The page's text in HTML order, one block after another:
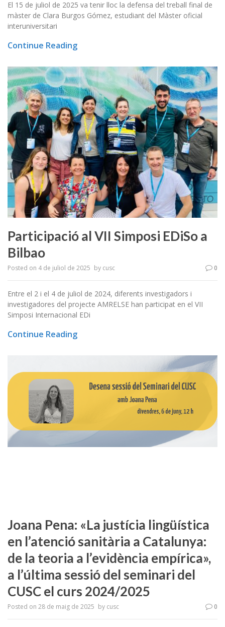
El 15 de juliol de 2025 va tenir lloc la defensa del treball final de
màster de Clara Burgos Gómez, estudiant del Màster oficial
interuniversitari
Continue Reading
Participació al VII Simposi EDiSo a
Bilbao
Posted on 4 de juliol de 2025 by cusc 0
Entre el 2 i el 4 de juliol de 2024, diferents investigadors i
investigadores del projecte AMRELSE han participat en el VII
Simposi Internacional EDi
Continue Reading
Joana Pena: «La justícia lingüística
en l’atenció sanitària a Catalunya:
de la teoria a l’evidència empírica»,
a l’última sessió del seminari del
CUSC el curs 2024/2025
Posted on 28 de maig de 2025 by cusc 0